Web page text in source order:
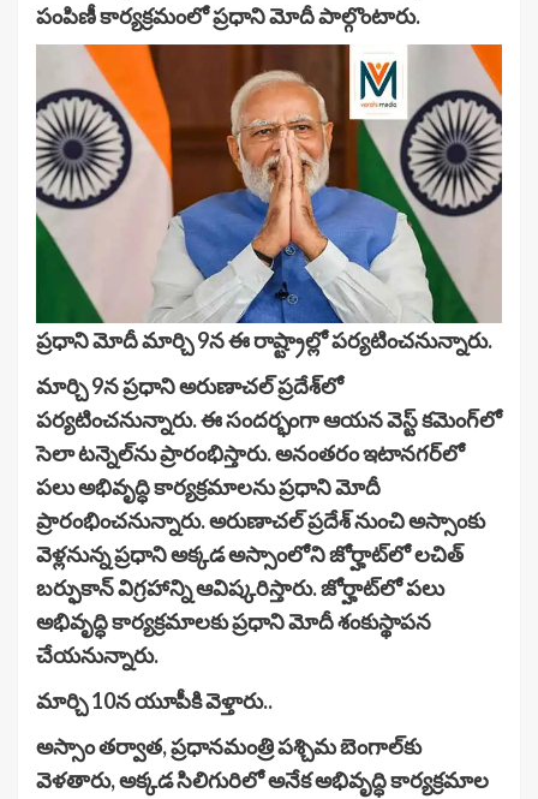
పంపిణీ కార్యక్రమంలో ప్రధాని మోదీ పాల్గొంటారు.
ప్రధాని మోదీ మార్చి 9న ఈ రాష్ట్రాల్లో పర్యటించనున్నారు.
మార్చి 9న ప్రధాని అరుణాచల్ ప్రదేశ్‌లో
పర్యటించనున్నారు. ఈ సందర్భంగా ఆయన వెస్ట్ కమెంగ్‌లో
సెలా టన్నెల్‌ను ప్రారంభిస్తారు. అనంతరం ఇటానగర్‌లో
పలు అభివృద్ధి కార్యక్రమాలను ప్రధాని మోదీ
ప్రారంభించనున్నారు. అరుణాచల్ ప్రదేశ్ నుంచి అస్సాంకు
వెళ్లనున్న ప్రధాని అక్కడ అస్సాంలోని జోర్హాట్‌లో లచిత్
బర్ఫుకాన్ విగ్రహాన్ని ఆవిష్కరిస్తారు. జోర్హాట్‌లో పలు
అభివృద్ధి కార్యక్రమాలకు ప్రధాని మోదీ శంకుస్థాపన
చేయనున్నారు.
మార్చి 10న యూపీకి వెళ్తారు..
అస్సాం తర్వాత, ప్రధానమంత్రి పశ్చిమ బెంగాల్‌కు
వెళతారు, అక్కడ సిలిగురిలో అనేక అభివృద్ధి కార్యక్రమాల